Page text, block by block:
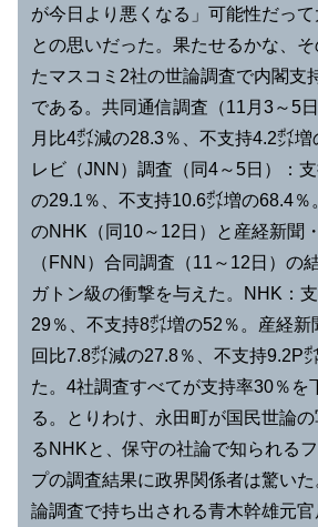
が今日より悪くなる」可能性だって
との思いだった。果たせるかな、
たマスコミ2社の世論調査で内閣支
である。共同通信調査（11月3～5
月比4㌽減の28.3％、不支持4.2㌽
レビ（JNN）調査（同4～5日）：
の29.1％、不支持10.6㌽増の68.4％
のNHK（同10～12日）と産経新聞
（FNN）合同調査（11～12日）の
ガトン級の衝撃を与えた。NHK：
29％、不支持8㌽増の52％。産経
回比7.8㌽減の27.8％、不支持9.2P
た。4社調査すべてが支持率30％を
る。とりわけ、永田町が国民世論
るNHKと、保守の社論で知られる
プの調査結果に政界関係者は驚い
論調査で持ち出される青木幹雄元